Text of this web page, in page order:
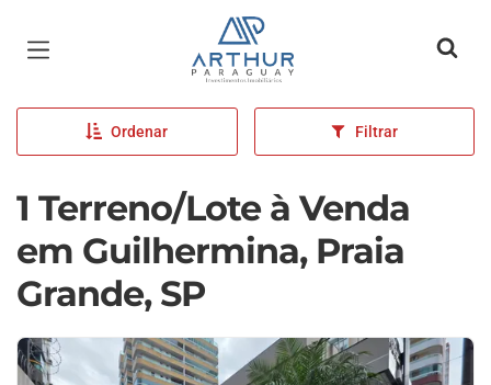
Página inicial
Ordenar Filtrar
1 Terreno/Lote à Venda
em Guilhermina, Praia
Grande, SP